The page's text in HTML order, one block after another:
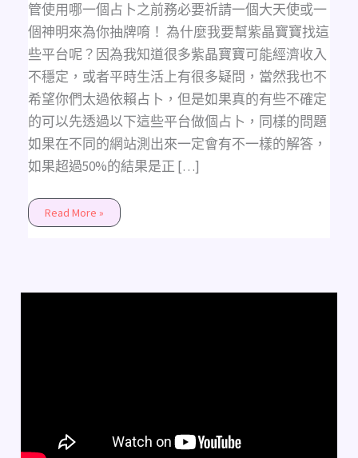
管使用哪一個占卜之前務必要祈請一個大天使或一
個神明來為你抽牌唷！ 為什麼我要幫紫晶寶寶找這
些平台呢？因為我知道很多紫晶寶寶可能經濟收入
不穩定，或者平時生活上有很多疑問，當然我也不
希望你們太過依賴占卜，但是如果真的有些不確定
的可以先透過以下這些平台做個占卜，同樣的問題
如果在不同的網站測出來一定會有不一樣的解答，
如果超過50%的結果是正 […]
Read More »